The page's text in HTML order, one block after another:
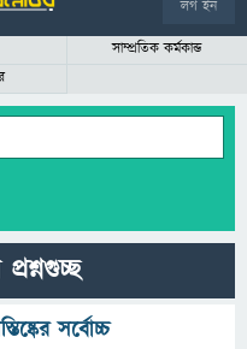
লগ ইন
সাম্প্রতিক কর্মকান্ড
সর্বোচ্চ